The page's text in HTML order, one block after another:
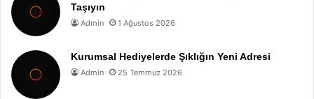
Taşıyın
Admin 1 Ağustos 2026
Kurumsal Hediyelerde Şıklığın Yeni Adresi
Admin 25 Temmuz 2026